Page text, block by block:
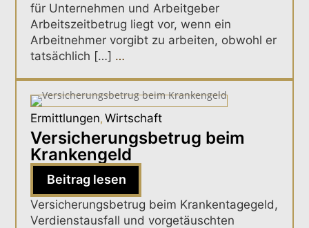
für Unternehmen und Arbeitgeber
Arbeitszeitbetrug liegt vor, wenn ein
Arbeitnehmer vorgibt zu arbeiten, obwohl er
tatsächlich […] …
Ermittlungen,Wirtschaft
Versicherungsbetrug beim
Krankengeld
Beitrag lesen
Versicherungsbetrug beim Krankentagegeld,
Verdienstausfall und vorgetäuschten